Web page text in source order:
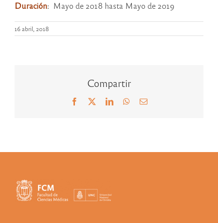
Duración: Mayo de 2018 hasta Mayo de 2019
16 abril, 2018
Compartir
Facebook LinkedInWhatsApp
Correo